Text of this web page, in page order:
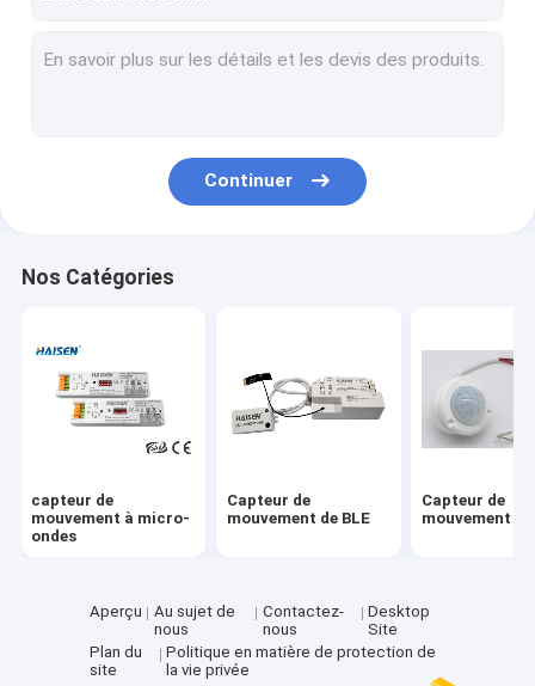
Produits
Au sujet de nous
Contrôle de qualité
Demandez une citation
Capteur de mouvement de BLE
capteur de mouvement dimmable
Continuer
Nos Catégories
capteur de
mouvement à micro-
ondes
Capteur de
mouvement de BLE
Capteur de
mouvement de
Aperçu
Au sujet de
nous
Contactez-
nous
Desktop
Site
Plan du
site
Politique en matière de protection de
la vie privée